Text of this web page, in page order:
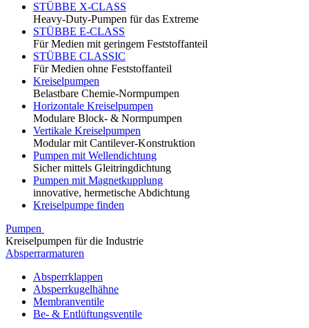
STÜBBE X-CLASS
Heavy-Duty-Pumpen für das Extreme
STÜBBE E-CLASS
Für Medien mit geringem Feststoffanteil
STÜBBE CLASSIC
Für Medien ohne Feststoffanteil
Kreiselpumpen
Belastbare Chemie-Normpumpen
Horizontale Kreiselpumpen
Modulare Block- & Normpumpen
Vertikale Kreiselpumpen
Modular mit Cantilever-Konstruktion
Pumpen mit Wellendichtung
Sicher mittels Gleitringdichtung
Pumpen mit Magnetkupplung
innovative, hermetische Abdichtung
Kreiselpumpe finden
Pumpen
Kreiselpumpen für die Industrie
Absperrarmaturen
Absperrklappen
Absperrkugelhähne
Membranventile
Be- & Entlüftungsventile